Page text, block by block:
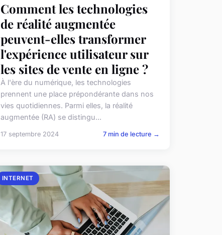
Comment les technologies
de réalité augmentée
peuvent-elles transformer
l'expérience utilisateur sur
les sites de vente en ligne ?
À l'ère du numérique, les technologies
prennent une place prépondérante dans nos
vies quotidiennes. Parmi elles, la réalité
augmentée (RA) se distingu...
17 septembre 2024 7 min de lecture →
INTERNET